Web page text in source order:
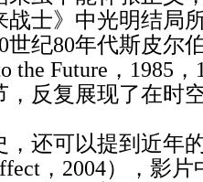
战士》中光明结局
世纪80年代斯皮尔
the Future，1985
，反复展现了在时
还可以提到近年
，2004），影